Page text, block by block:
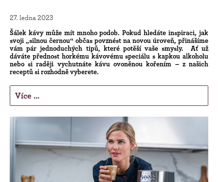
27. ledna 2023
Šálek kávy může mít mnoho podob. Pokud hledáte inspiraci, jak
svoji „silnou černou“ občas povznést na novou úroveň, přinášíme
vám pár jednoduchých tipů, které potěší vaše smysly. Ať už
dáváte přednost horkému kávovému speciálu s kapkou alkoholu
nebo si raději vychutnáte kávu ovoněnou kořením – z našich
receptů si rozhodně vyberete.
Více ...